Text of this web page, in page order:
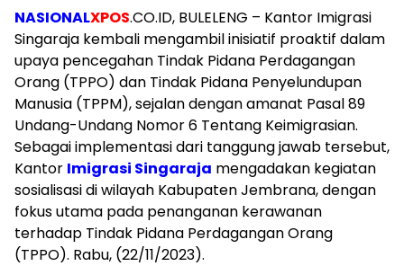
NASIONALXPOS.CO.ID, BULELENG – Kantor Imigrasi
Singaraja kembali mengambil inisiatif proaktif dalam
upaya pencegahan Tindak Pidana Perdagangan
Orang (TPPO) dan Tindak Pidana Penyelundupan
Manusia (TPPM), sejalan dengan amanat Pasal 89
Undang-Undang Nomor 6 Tentang Keimigrasian.
Sebagai implementasi dari tanggung jawab tersebut,
Kantor Imigrasi Singaraja mengadakan kegiatan
sosialisasi di wilayah Kabupaten Jembrana, dengan
fokus utama pada penanganan kerawanan
terhadap Tindak Pidana Perdagangan Orang
(TPPO). Rabu, (22/11/2023).